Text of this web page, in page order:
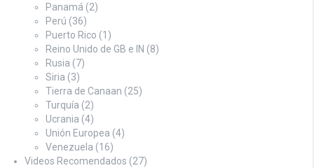
Panamá (2)
Perú (36)
Puerto Rico (1)
Reino Unido de GB e IN (8)
Rusia (7)
Siria (3)
Tierra de Canaan (25)
Turquía (2)
Ucrania (4)
Unión Europea (4)
Venezuela (16)
Videos Recomendados (27)